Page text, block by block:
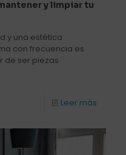
y limpiar tu
y una estética
con frecuencia es
de ser piezas
Leer más